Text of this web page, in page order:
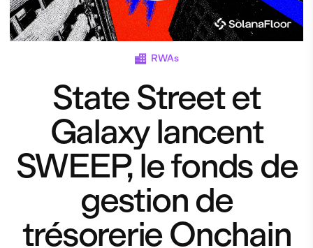
RWAs
State Street et
Galaxy lancent
SWEEP, le fonds de
gestion de
trésorerie Onchain